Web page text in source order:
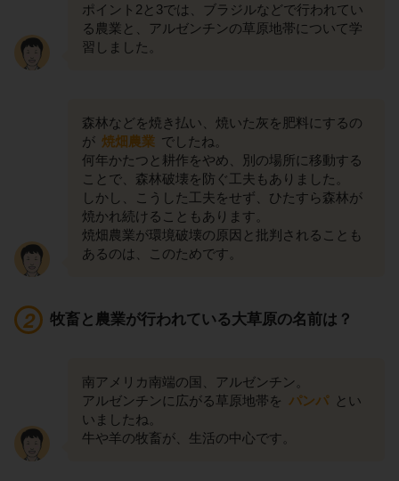
ポイント2と3では、ブラジルなどで行われてい
る農業と、アルゼンチンの草原地帯について学
習しました。
森林などを焼き払い、焼いた灰を肥料にするの
が 焼畑農業 でしたね。
何年かたつと耕作をやめ、別の場所に移動する
ことで、森林破壊を防ぐ工夫もありました。
しかし、こうした工夫をせず、ひたすら森林が
焼かれ続けることもあります。
焼畑農業が環境破壊の原因と批判されることも
あるのは、このためです。
牧畜と農業が行われている大草原の名前は？
南アメリカ南端の国、アルゼンチン。
アルゼンチンに広がる草原地帯を パンパ とい
いましたね。
牛や羊の牧畜が、生活の中心です。